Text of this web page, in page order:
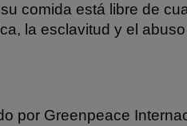
comida está libre de
la esclavitud y el
por Greenpeace